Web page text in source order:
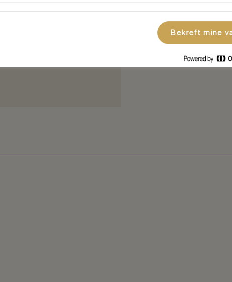
blender)
Dippen blir
kjøleskapet
med en gang.
Bekreft mine